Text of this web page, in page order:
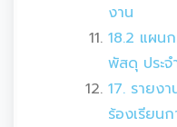
งาน
18.2 แผน
พัสดุ ประ
17. รายง
ร้องเรียน